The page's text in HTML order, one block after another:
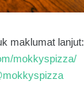
maklumat lanjut:
mokkyspizza/